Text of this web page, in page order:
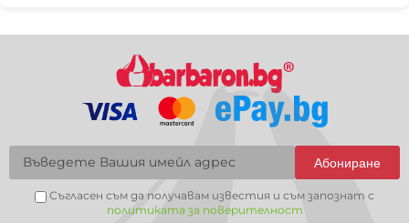
Абониране
Съгласен съм да получавам известия и съм запознат с
политиката за поверителност